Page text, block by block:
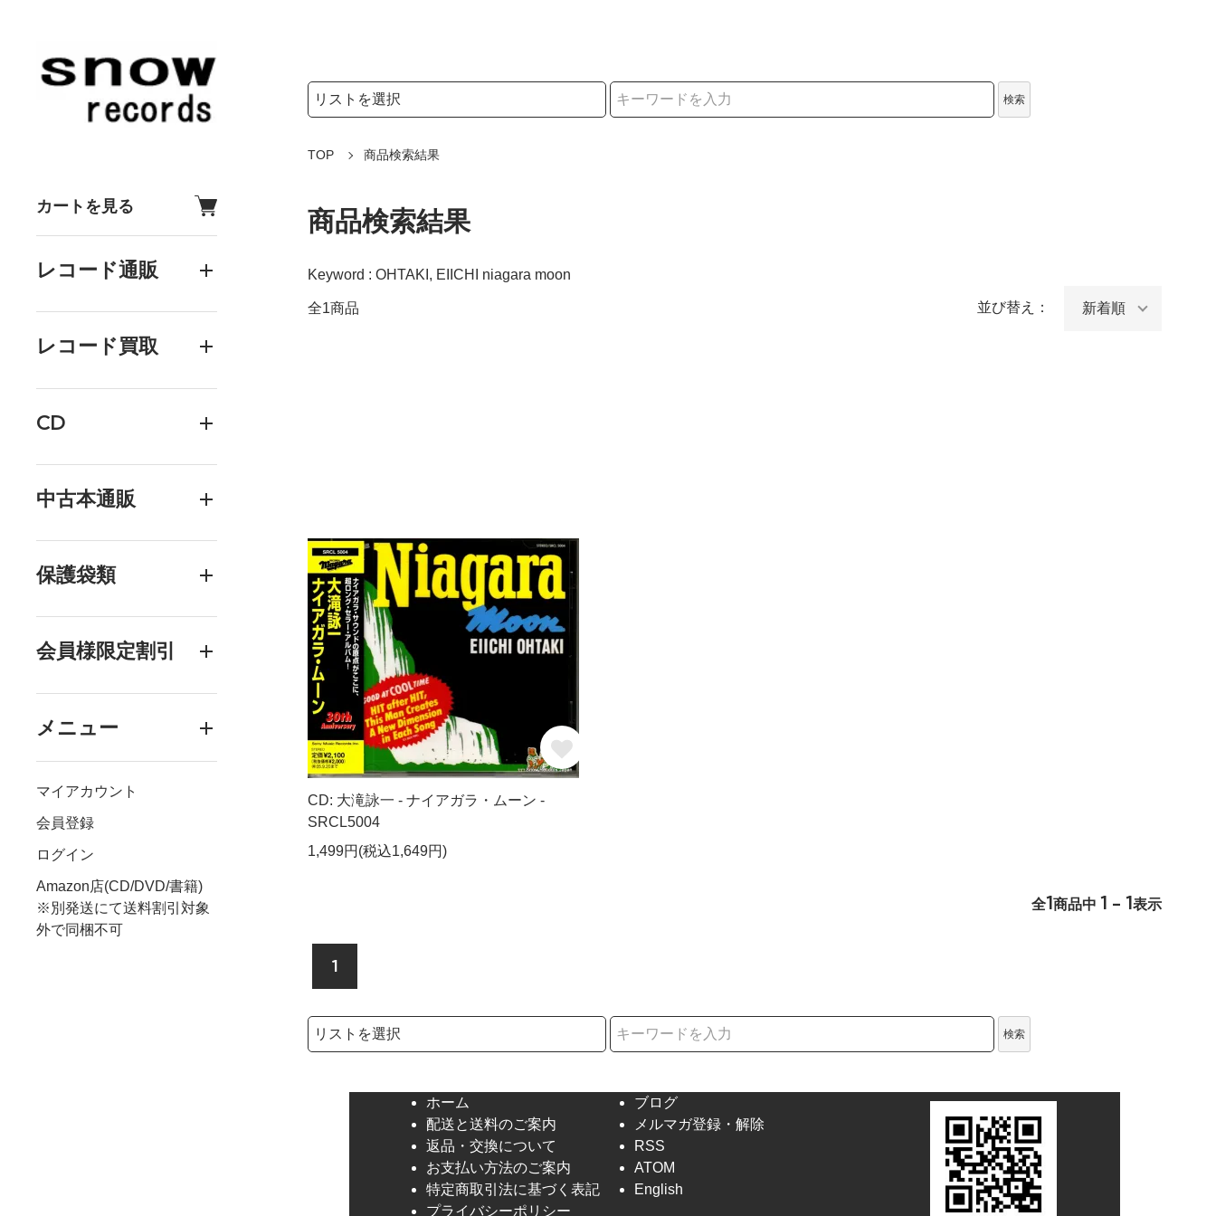
カートを見る
レコード通販
レコード買取
CD
中古本通販
保護袋類
会員様限定割引
メニュー
マイアカウント
会員登録
ログイン
Amazon店(CD/DVD/書籍)
※別発送にて送料割引対象
外で同梱不可
検索リストの選択
検索
TOP 商品検索結果
商品検索結果
Keyword : OHTAKI, EIICHI niagara moon
全1商品 並び替え：
CD: 大滝詠一 - ナイアガラ・ムーン -
SRCL5004
1,499円(税込1,649円)
全1商品中 1 - 1表示
1
検索リストの選択
検索
ホーム
配送と送料のご案内
返品・交換について
お支払い方法のご案内
特定商取引法に基づく表記
プライバシーポリシー
ブログ
メルマガ登録・解除
RSS
ATOM
English